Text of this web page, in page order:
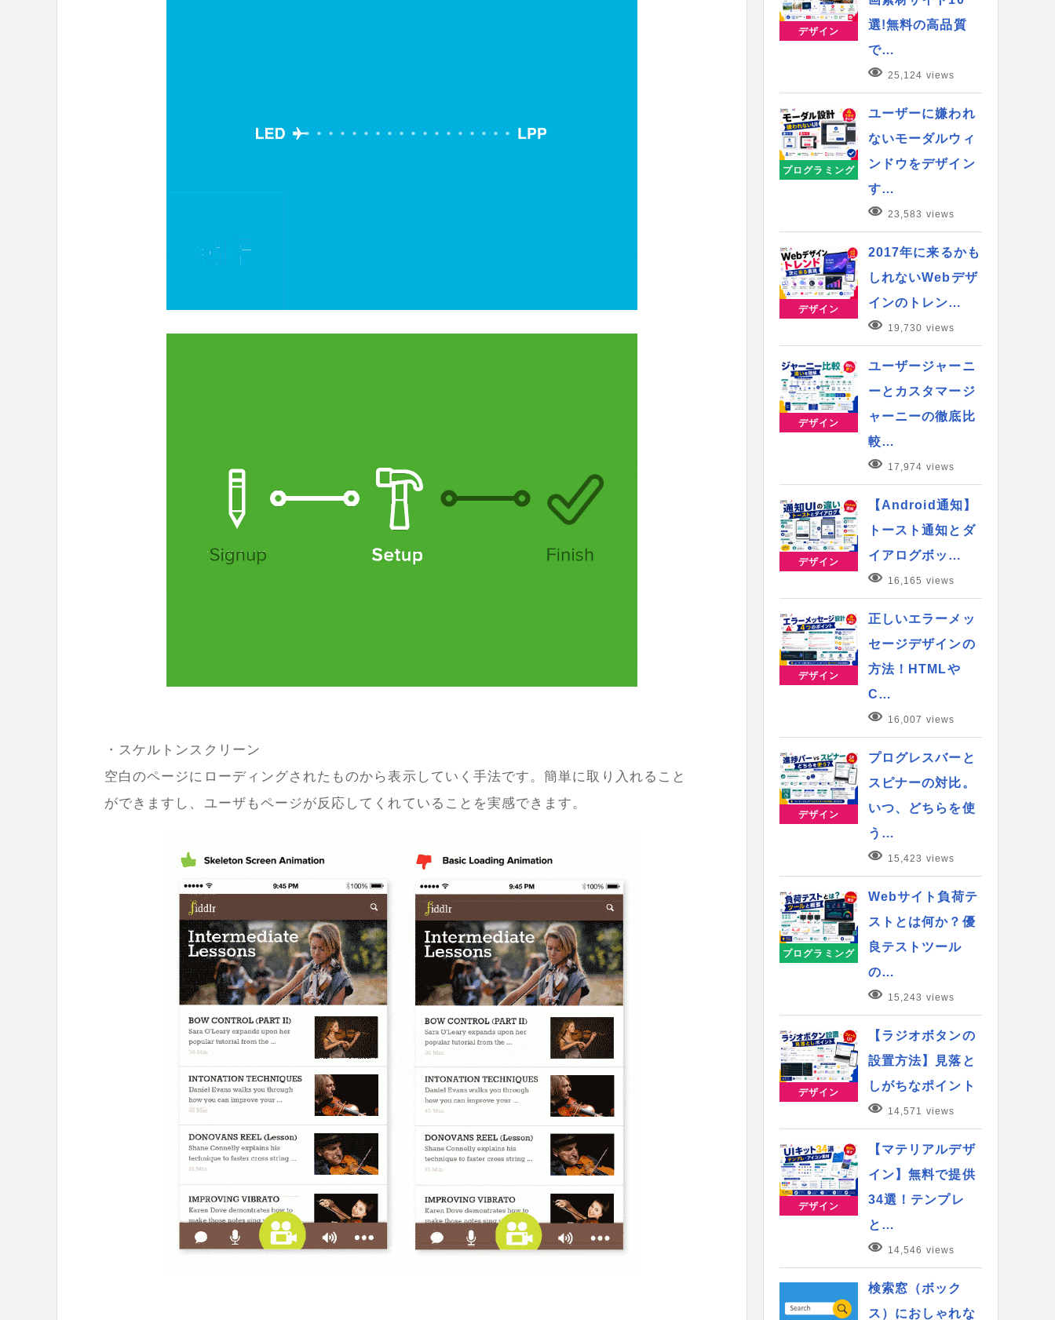
・スケルトンスクリーン
空白のページにローディングされたものから表示していく手法です。簡単に取り入れること
ができますし、ユーザもページが反応してくれていることを実感できます。
デザイン
選!無料の高品質
で…
25,124 views
プログラミング
ユーザーに嫌われ
ないモーダルウィ
ンドウをデザイン
す…
23,583 views
デザイン
2017年に来るかも
しれないWebデザ
インのトレン…
19,730 views
デザイン
ユーザージャーニ
ーとカスタマージ
ャーニーの徹底比
較…
17,974 views
デザイン
【Android通知】
トースト通知とダ
イアログボッ…
16,165 views
デザイン
正しいエラーメッ
セージデザインの
方法！HTMLや
C…
16,007 views
デザイン
プログレスバーと
スピナーの対比。
いつ、どちらを使
う…
15,423 views
プログラミング
Webサイト負荷テ
ストとは何か？優
良テストツール
の…
15,243 views
デザイン
【ラジオボタンの
設置方法】見落と
しがちなポイント
14,571 views
デザイン
【マテリアルデザ
イン】無料で提供
34選！テンプレ
と…
14,546 views
検索窓（ボック
ス）におしゃれな